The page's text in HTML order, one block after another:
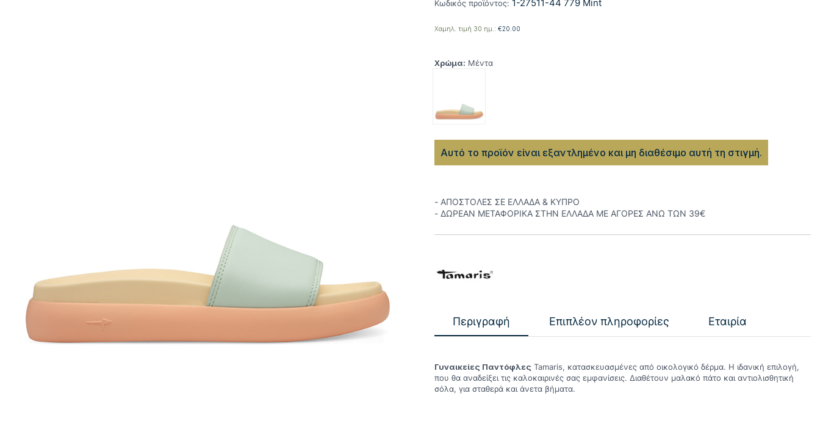
Κωδικός προϊόντος: 1-27511-44 779 Mint
Χαμηλ. τιμή 30 ημ.: €20.00
Χρώμα: Μέντα
Αυτό το προϊόν είναι εξαντλημένο και μη διαθέσιμο αυτή τη στιγμή.
- ΑΠΟΣΤΟΛΕΣ ΣΕ ΕΛΛΑΔΑ & ΚΥΠΡΟ
- ΔΩΡΕΑΝ ΜΕΤΑΦΟΡΙΚΑ ΣΤΗΝ ΕΛΛΑΔΑ ΜΕ ΑΓΟΡΕΣ ΑΝΩ ΤΩΝ 39€
Περιγραφή Επιπλέον πληροφορίες Εταιρία
Γυναικείες Παντόφλες Tamaris, κατασκευασμένες από οικολογικό δέρμα. Η ιδανική επιλογή,
που θα αναδείξει τις καλοκαιρινές σας εμφανίσεις. Διαθέτουν μαλακό πάτο και αντιολισθητική
σόλα, για σταθερά και άνετα βήματα.